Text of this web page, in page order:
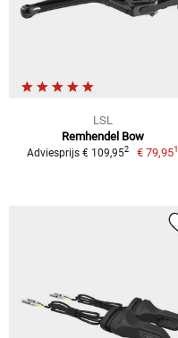
LSL
Remhendel Bow
Adviesprijs € 109,952 € 79,951